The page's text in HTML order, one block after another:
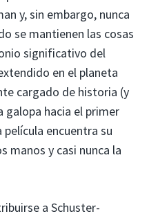
y, sin embargo, nunca
se mantienen las cosas
significativo del
en el planeta
cargado de historia (y
galopa hacia el primer
encuentra su
manos y casi nunca la
a Schuster-